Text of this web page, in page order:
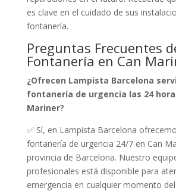
es clave en el cuidado de sus
fontanería.
Preguntas Frecuentes
Fontanería en Can
¿Ofrecen Lampista Barcelona
fontanería de urgencia las 24
Mariner?
✅ Sí, en Lampista Barcelona
fontanería de urgencia 24/7 en Can
provincia de Barcelona. Nuestro
profesionales está disponible para
emergencia en cualquier momento